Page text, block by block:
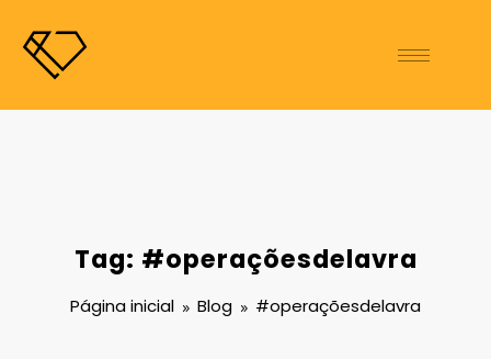
Tag: #operaçõesdelavra
Página inicial Blog #operaçõesdelavra